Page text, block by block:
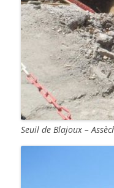
Seuil de Blajoux –